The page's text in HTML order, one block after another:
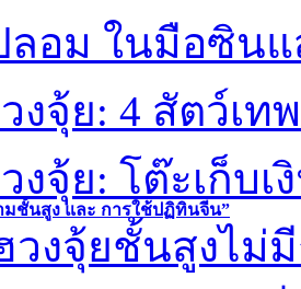
ชั้นสูง และ การใช้ปฏิทินจีน”
ลอม ในมือซิน
งจุ้ย: 4 สัตว์เทพ
จุ้ย: โต๊ะเก็บเ
วงจุ้ยชั้นสูงไม่